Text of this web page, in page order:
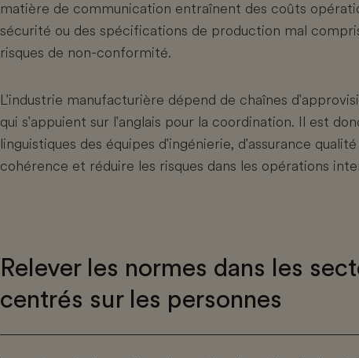
matière de communication entraînent des coûts
sécurité ou des spécifications de production mal
risques de non-conformité.
L'industrie manufacturière dépend de chaînes
qui s'appuient sur l'anglais pour la coordination. Il est
linguistiques des équipes d'ingénierie, d'assurance
cohérence et réduire les risques dans les opérations
Relever les normes dans les
centrés sur les personnes